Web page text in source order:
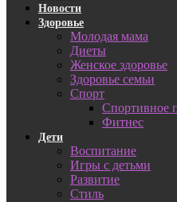
Новости
Здоровье
Молодая мама
Диеты
Женское здоровье
Здоровье семьи
Спорт
Спортивное
Фитнес
Дети
Воспитание
Игры с детьми
Развитие
Стиль